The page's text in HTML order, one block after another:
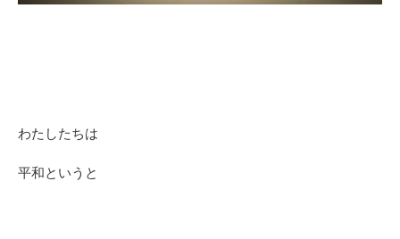
わたしたちは
平和というと